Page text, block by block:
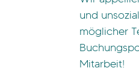
und
möglicher
Mitarbeit!